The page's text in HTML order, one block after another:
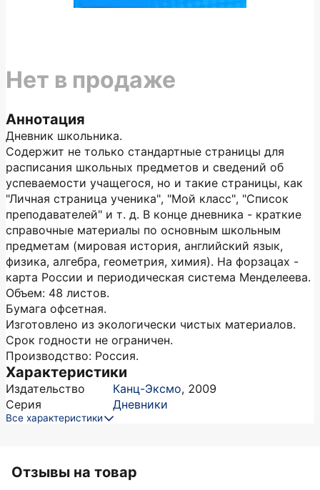
Аннотация
Дневник школьника.
Содержит не только стандартные страницы для
расписания школьных предметов и сведений об
успеваемости учащегося, но и такие страницы, как
"Личная страница ученика", "Мой класс", "Список
преподавателей" и т. д. В конце дневника - краткие
справочные материалы по основным школьным
предметам (мировая история, английский язык,
физика, алгебра, геометрия, химия). На форзацах -
карта России и периодическая система Менделеева.
Объем: 48 листов.
Бумага офсетная.
Изготовлено из экологически чистых материалов.
Срок годности не ограничен.
Производство: Россия.
Характеристики
Издательство Канц-Эксмо, 2009
Серия
Дневники
Все характеристики
Нет в продаже
Отзывы на товар